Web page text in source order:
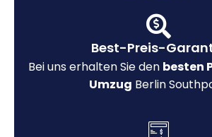
Best-Preis-
Bei uns erhalten Sie den besten
Umzug Berlin